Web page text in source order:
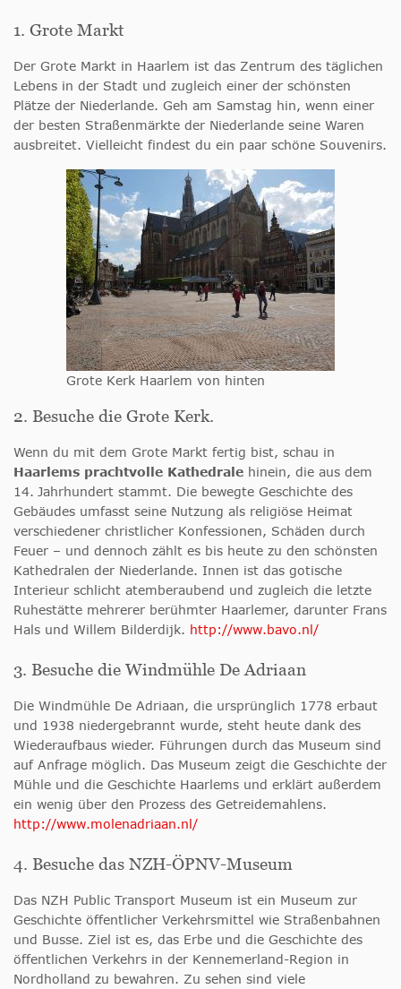
1. Grote Markt
Der Grote Markt in Haarlem ist das Zentrum des täglichen
Lebens in der Stadt und zugleich einer der schönsten
Plätze der Niederlande. Geh am Samstag hin, wenn einer
der besten Straßenmärkte der Niederlande seine Waren
ausbreitet. Vielleicht findest du ein paar schöne Souvenirs.
Grote Kerk Haarlem von hinten
2. Besuche die Grote Kerk.
Wenn du mit dem Grote Markt fertig bist, schau in
Haarlems prachtvolle Kathedrale hinein, die aus dem
14. Jahrhundert stammt. Die bewegte Geschichte des
Gebäudes umfasst seine Nutzung als religiöse Heimat
verschiedener christlicher Konfessionen, Schäden durch
Feuer – und dennoch zählt es bis heute zu den schönsten
Kathedralen der Niederlande. Innen ist das gotische
Interieur schlicht atemberaubend und zugleich die letzte
Ruhestätte mehrerer berühmter Haarlemer, darunter Frans
Hals und Willem Bilderdijk. http://www.bavo.nl/
3. Besuche die Windmühle De Adriaan
Die Windmühle De Adriaan, die ursprünglich 1778 erbaut
und 1938 niedergebrannt wurde, steht heute dank des
Wiederaufbaus wieder. Führungen durch das Museum sind
auf Anfrage möglich. Das Museum zeigt die Geschichte der
Mühle und die Geschichte Haarlems und erklärt außerdem
ein wenig über den Prozess des Getreidemahlens.
http://www.molenadriaan.nl/
4. Besuche das NZH-ÖPNV-Museum
Das NZH Public Transport Museum ist ein Museum zur
Geschichte öffentlicher Verkehrsmittel wie Straßenbahnen
und Busse. Ziel ist es, das Erbe und die Geschichte des
öffentlichen Verkehrs in der Kennemerland-Region in
Nordholland zu bewahren. Zu sehen sind viele